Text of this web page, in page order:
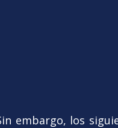
embargo, los